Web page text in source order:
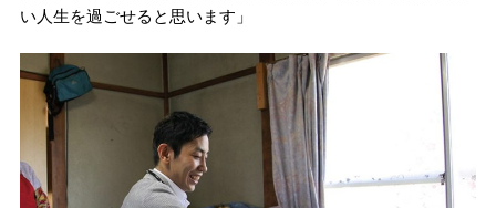
い人生を過ごせると思います」